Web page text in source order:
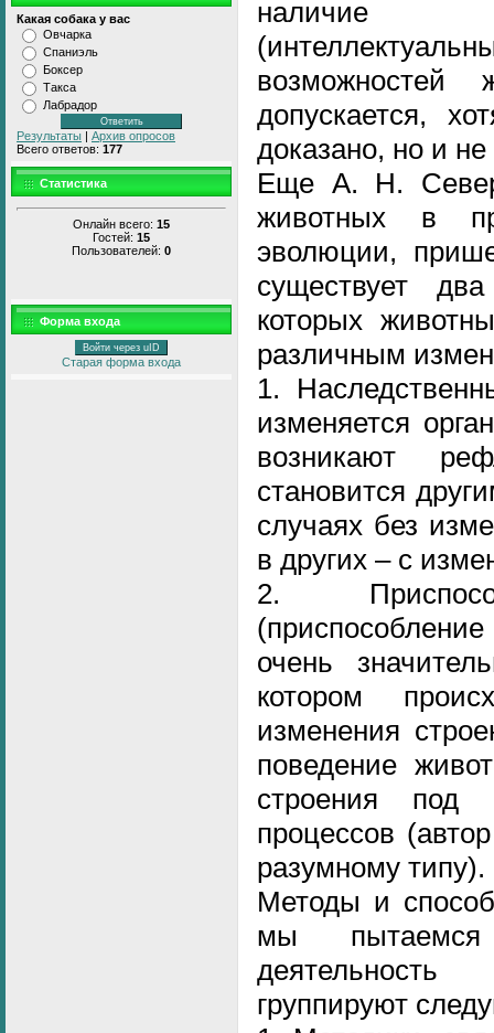
Какая собака у вас
Овчарка
Спаниэль
Боксер
Такса
Лабрадор
Результаты | Архив опросов
Всего ответов: 177
Статистика
Онлайн всего: 15
Гостей: 15
Пользователей: 0
Форма входа
Войти через uID
Старая форма входа
наличие
возможностей
допускается,
доказано, но и не
Еще А. Н.
животных в
эволюции,
существует
которых
различным
1.
изменяется
возникают
становится
случаях без
в других – с
2.
очень
котором
изменения
поведение
строения под
процессов
разумному типу).
Методы и
мы пытаемся
группируют